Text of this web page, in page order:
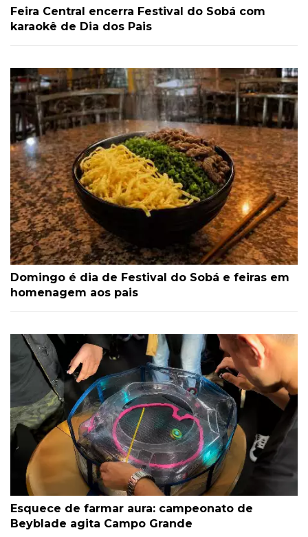
Feira Central encerra Festival do Sobá com
karaokê de Dia dos Pais
Domingo é dia de Festival do Sobá e feiras em
homenagem aos pais
Esquece de farmar aura: campeonato de
Beyblade agita Campo Grande